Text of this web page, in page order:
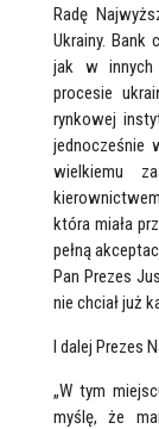
Radę
Ukrainy. Bank
jak w innych
procesie
rynkowej
jednocześnie
wielkiemu
która miała
pełną
Pan Prezes
nie chciał już
I dalej Prezes
„W tym
myślę, że